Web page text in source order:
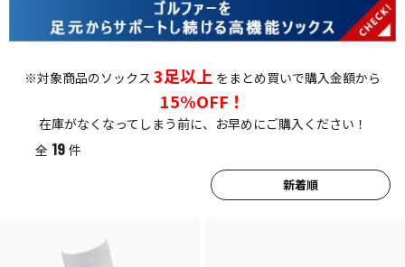
※対象商品のソックス 3足以上 をまとめ買いで購入金額から
15%OFF！
在庫がなくなってしまう前に、お早めにご購入ください！
新着順
全 19 件